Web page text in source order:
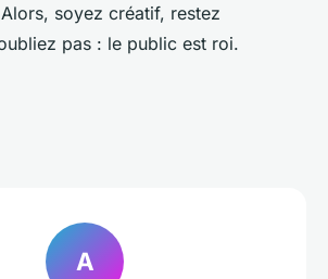
soyez créatif, restez
pas : le public est roi.
A